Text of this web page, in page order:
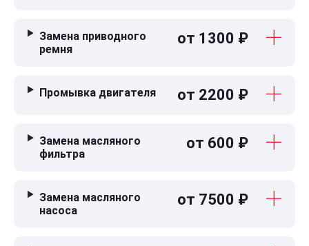
Замена приводного
ремня
от 1300 ₽
Промывка двигателя от 2200 ₽
Замена масляного
фильтра
от 600 ₽
Замена масляного
насоса
от 7500 ₽